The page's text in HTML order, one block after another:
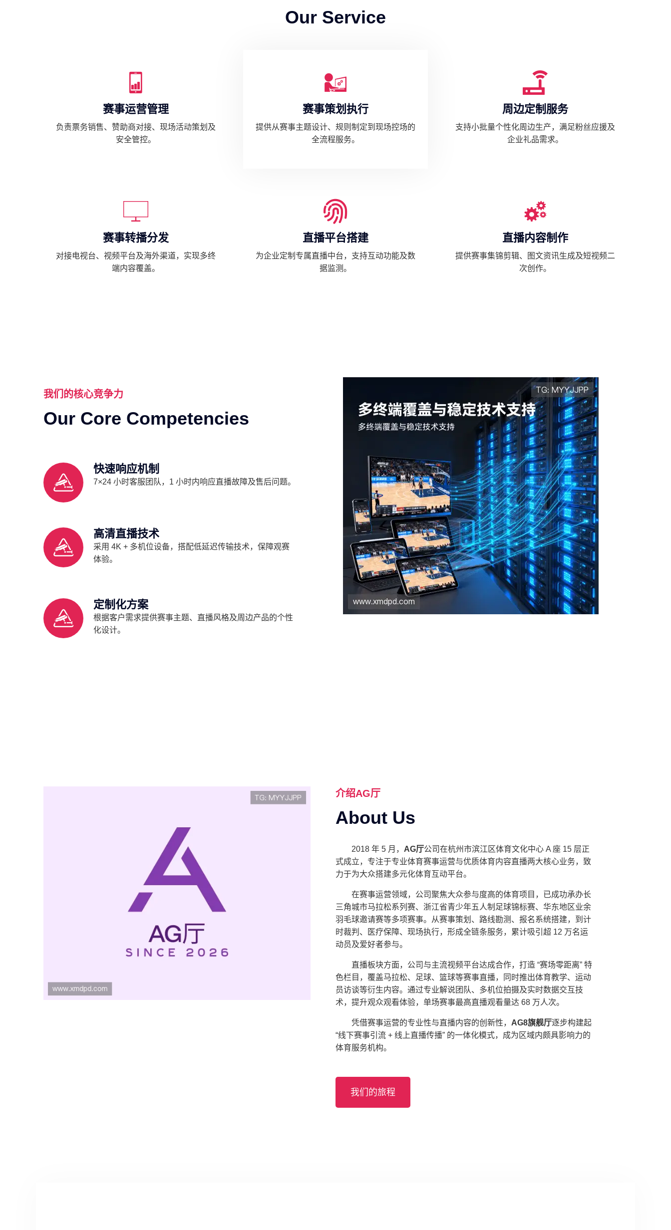
Our Service
赛事运营管理
负责票务销售、赞助商对接、现场活动策划及
安全管控。
赛事策划执行
提供从赛事主题设计、规则制定到现场控场的
全流程服务。
周边定制服务
支持小批量个性化周边生产，满足粉丝应援及
企业礼品需求。
赛事转播分发
对接电视台、视频平台及海外渠道，实现多终
端内容覆盖。
直播平台搭建
为企业定制专属直播中台，支持互动功能及数
据监测。
直播内容制作
提供赛事集锦剪辑、图文资讯生成及短视频二
次创作。
我们的核心竞争力
Our Core Competencies
快速响应机制
7×24 小时客服团队，1 小时内响应直播故障及售后问题。
高清直播技术
采用 4K + 多机位设备，搭配低延迟传输技术，保障观赛
体验。
定制化方案
根据客户需求提供赛事主题、直播风格及周边产品的个性
化设计。
介绍AG厅
About Us
2018 年 5 月， AG厅公司在杭州市滨江区体育文化中心 A 座 15 层正
式成立，专注于专业体育赛事运营与优质体育内容直播两大核心业务，致
力于为大众搭建多元化体育互动平台。
在赛事运营领域，公司聚焦大众参与度高的体育项目，已成功承办长
三角城市马拉松系列赛、浙江省青少年五人制足球锦标赛、华东地区业余
羽毛球邀请赛等多项赛事。从赛事策划、路线勘测、报名系统搭建，到计
时裁判、医疗保障、现场执行，形成全链条服务，累计吸引超 12 万名运
动员及爱好者参与。
直播板块方面，公司与主流视频平台达成合作，打造 “赛场零距离” 特
色栏目，覆盖马拉松、足球、篮球等赛事直播，同时推出体育教学、运动
员访谈等衍生内容。通过专业解说团队、多机位拍摄及实时数据交互技
术，提升观众观看体验，单场赛事最高直播观看量达 68 万人次。
凭借赛事运营的专业性与直播内容的创新性， AG8旗舰厅逐步构建起
“线下赛事引流 + 线上直播传播” 的一体化模式，成为区域内颇具影响力的
体育服务机构。
我们的旅程